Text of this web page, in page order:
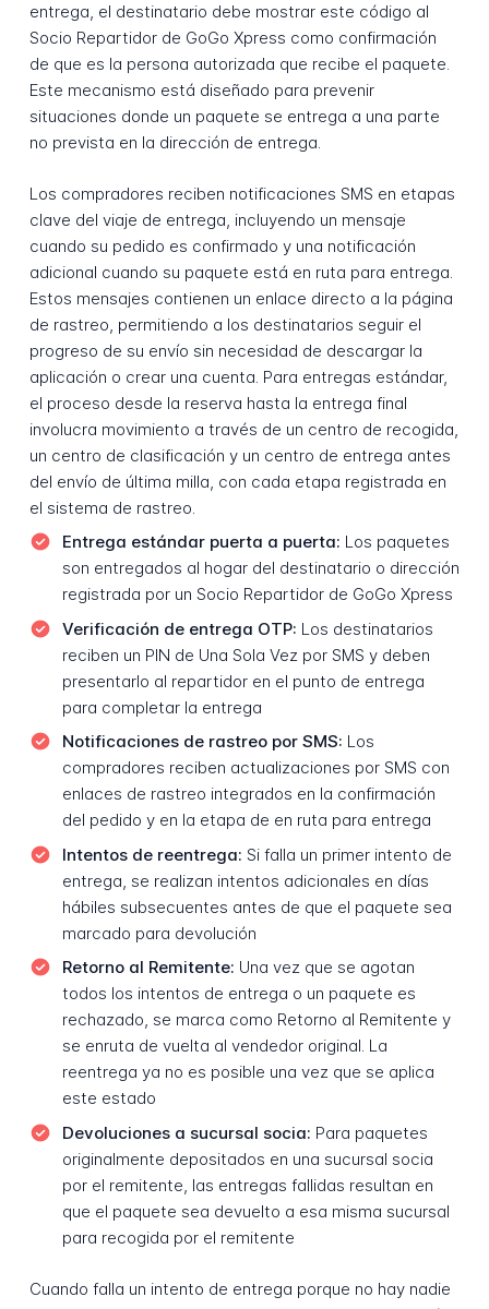
entrega, el destinatario debe mostrar este código al
Socio Repartidor de GoGo Xpress como confirmación
de que es la persona autorizada que recibe el paquete.
Este mecanismo está diseñado para prevenir
situaciones donde un paquete se entrega a una parte
no prevista en la dirección de entrega.
Los compradores reciben notificaciones SMS en etapas
clave del viaje de entrega, incluyendo un mensaje
cuando su pedido es confirmado y una notificación
adicional cuando su paquete está en ruta para entrega.
Estos mensajes contienen un enlace directo a la página
de rastreo, permitiendo a los destinatarios seguir el
progreso de su envío sin necesidad de descargar la
aplicación o crear una cuenta. Para entregas estándar,
el proceso desde la reserva hasta la entrega final
involucra movimiento a través de un centro de recogida,
un centro de clasificación y un centro de entrega antes
del envío de última milla, con cada etapa registrada en
el sistema de rastreo.
Entrega estándar puerta a puerta: Los paquetes
son entregados al hogar del destinatario o dirección
registrada por un Socio Repartidor de GoGo Xpress
Verificación de entrega OTP: Los destinatarios
reciben un PIN de Una Sola Vez por SMS y deben
presentarlo al repartidor en el punto de entrega
para completar la entrega
Notificaciones de rastreo por SMS: Los
compradores reciben actualizaciones por SMS con
enlaces de rastreo integrados en la confirmación
del pedido y en la etapa de en ruta para entrega
Intentos de reentrega: Si falla un primer intento de
entrega, se realizan intentos adicionales en días
hábiles subsecuentes antes de que el paquete sea
marcado para devolución
Retorno al Remitente: Una vez que se agotan
todos los intentos de entrega o un paquete es
rechazado, se marca como Retorno al Remitente y
se enruta de vuelta al vendedor original. La
reentrega ya no es posible una vez que se aplica
este estado
Devoluciones a sucursal socia: Para paquetes
originalmente depositados en una sucursal socia
por el remitente, las entregas fallidas resultan en
que el paquete sea devuelto a esa misma sucursal
para recogida por el remitente
Cuando falla un intento de entrega porque no hay nadie